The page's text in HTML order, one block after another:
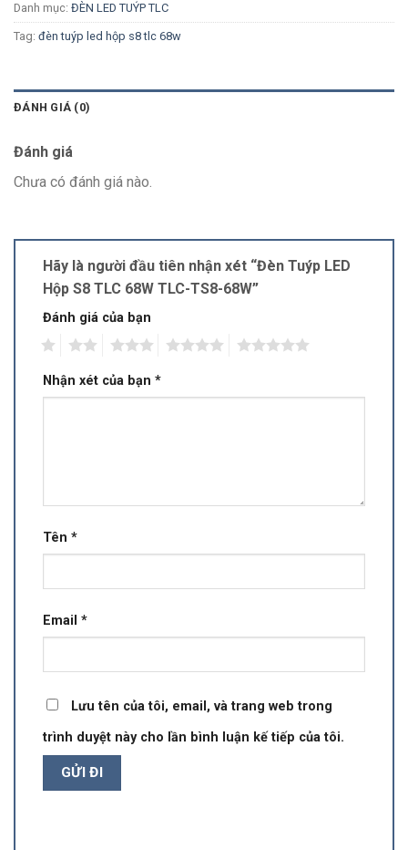
Danh mục: ĐÈN LED TUÝP TLC
Tag: đèn tuýp led hộp s8 tlc 68w
ĐÁNH GIÁ (0)
Đánh giá
Chưa có đánh giá nào.
Hãy là người đầu tiên nhận xét “Đèn Tuýp LED
Hộp S8 TLC 68W TLC-TS8-68W”
Đánh giá của bạn
Nhận xét của bạn *
Tên *
Email *
Lưu tên của tôi, email, và trang web trong
trình duyệt này cho lần bình luận kế tiếp của tôi.